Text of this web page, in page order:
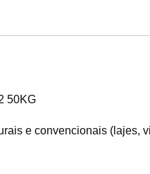
50KG
e convencionais (lajes,